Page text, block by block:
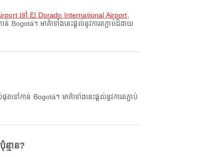
ទៅ El Dorado International Airport
។ មាគ៌ាទាំងនេះផ្តល់នូវការតភ្ជាប់ដ៏ងាយ
ទៅកាន់ Bogotá។ មាគ៌ាទាំងនេះផ្តល់នូវការតភ្ជាប់
មាន?